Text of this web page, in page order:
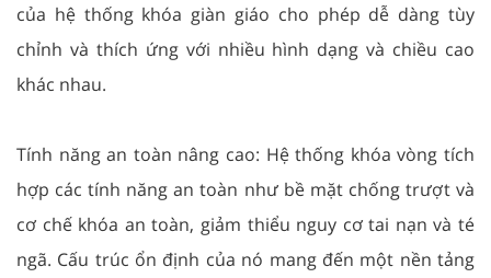
của hệ thống khóa giàn giáo cho phép dễ dàng tùy
chỉnh và thích ứng với nhiều hình dạng và chiều cao
khác nhau.
Tính năng an toàn nâng cao: Hệ thống khóa vòng tích
hợp các tính năng an toàn như bề mặt chống trượt và
cơ chế khóa an toàn, giảm thiểu nguy cơ tai nạn và té
ngã. Cấu trúc ổn định của nó mang đến một nền tảng